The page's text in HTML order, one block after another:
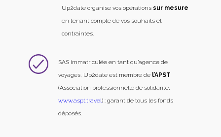
Up2date organise vos opérations sur mesure
en tenant compte de vos souhaits et
contraintes.
SAS immatriculée en tant qu’agence de
voyages, Up2date est membre de l’APST
(Association professionnelle de solidarité,
www.aspt.travel) : garant de tous les fonds
déposés.